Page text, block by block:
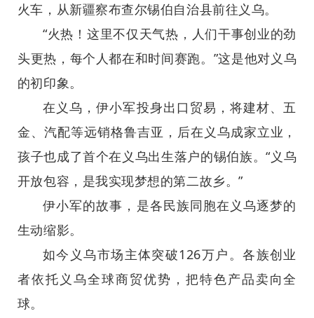
火车，从新疆察布查尔锡伯自治县前往义乌。
“火热！这里不仅天气热，人们干事创业的劲
头更热，每个人都在和时间赛跑。”这是他对义乌
的初印象。
在义乌，伊小军投身出口贸易，将建材、五
金、汽配等远销格鲁吉亚，后在义乌成家立业，
孩子也成了首个在义乌出生落户的锡伯族。“义乌
开放包容，是我实现梦想的第二故乡。”
伊小军的故事，是各民族同胞在义乌逐梦的
生动缩影。
如今义乌市场主体突破126万户。各族创业
者依托义乌全球商贸优势，把特色产品卖向全
球。